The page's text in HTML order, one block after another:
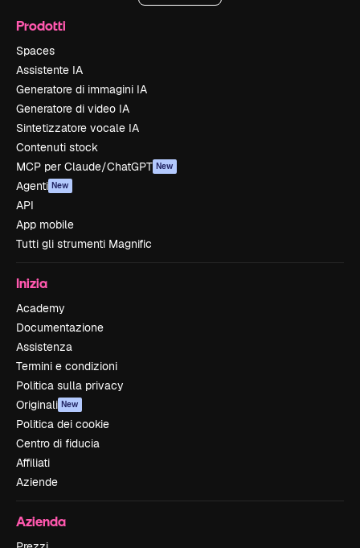
Prodotti
Spaces
Assistente IA
Generatore di immagini IA
Generatore di video IA
Sintetizzatore vocale IA
Contenuti stock
MCP per Claude/ChatGPT New
Agenti New
API
App mobile
Tutti gli strumenti Magnific
Inizia
Academy
Documentazione
Assistenza
Termini e condizioni
Politica sulla privacy
Originali New
Politica dei cookie
Centro di fiducia
Affiliati
Aziende
Azienda